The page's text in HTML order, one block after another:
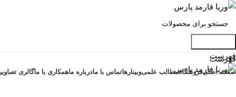
فهرست
فهرست
صفحه اصلیفروشگاهمطالب علمیوبینارهاتماس با مادرباره ماهمکاری با ماگالری تصاویر